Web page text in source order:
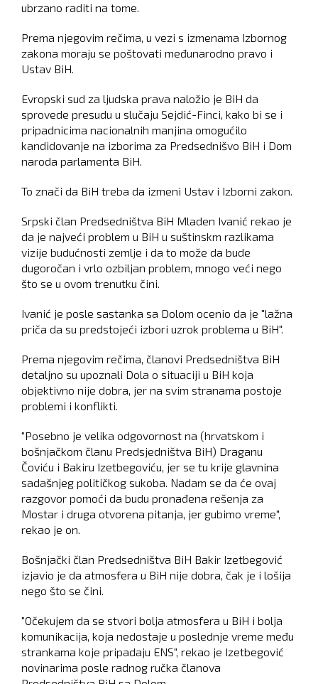
ubrzano raditi na tome.
Prema njegovim rečima, u vezi s izmenama Izbornog
zakona moraju se poštovati međunarodno pravo i
Ustav BiH.
Evropski sud za ljudska prava naložio je BiH da
sprovede presudu u slučaju Sejdić-Finci, kako bi se i
pripadnicima nacionalnih manjina omogućilo
kandidovanje na izborima za Predsednišvo BiH i Dom
naroda parlamenta BiH.
To znači da BiH treba da izmeni Ustav i Izborni zakon.
Srpski član Predsedništva BiH Mladen Ivanić rekao je
da je najveći problem u BiH u suštinskm razlikama
vizije budućnosti zemlje i da to može da bude
dugoročan i vrlo ozbiljan problem, mnogo veći nego
što se u ovom trenutku čini.
Ivanić je posle sastanka sa Dolom ocenio da je "lažna
priča da su predstojeći izbori uzrok problema u BiH".
Prema njegovim rečima, članovi Predsedništva BiH
detaljno su upoznali Dola o situaciji u BiH koja
objektivno nije dobra, jer na svim stranama postoje
problemi i konflikti.
"Posebno je velika odgovornost na (hrvatskom i
bošnjačkom članu Predsjedništva BiH) Draganu
Čoviću i Bakiru Izetbegoviću, jer se tu krije glavnina
sadašnjeg političkog sukoba. Nadam se da će ovaj
razgovor pomoći da budu pronađena rešenja za
Mostar i druga otvorena pitanja, jer gubimo vreme",
rekao je on.
Bošnjački član Predsedništva BiH Bakir Izetbegović
izjavio je da atmosfera u BiH nije dobra, čak je i lošija
nego što se čini.
"Očekujem da se stvori bolja atmosfera u BiH i bolja
komunikacija, koja nedostaje u poslednje vreme među
strankama koje pripadaju ENS", rekao je Izetbegović
novinarima posle radnog ručka članova